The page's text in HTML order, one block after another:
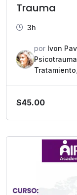
Trauma
3h
por Ivon
Tratamiento
$45.00